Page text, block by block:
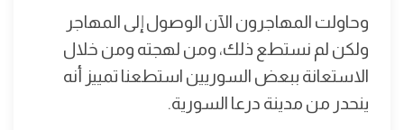
وحاولت المهاجرون الآن الوصول إلى المهاجر
ولكن لم نستطع ذلك، ومن لهجته ومن خلال
الاستعانة ببعض السوريين استطعنا تمييز أنه
ينحدر من مدينة درعا السورية.